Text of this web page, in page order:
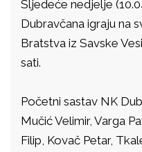
Sljedeće nedjelje
Dubravčana igraju na
Bratstva iz Savske
sati.
Početni sastav NK
Mučić Velimir, Varga
Filip, Kovač Petar,